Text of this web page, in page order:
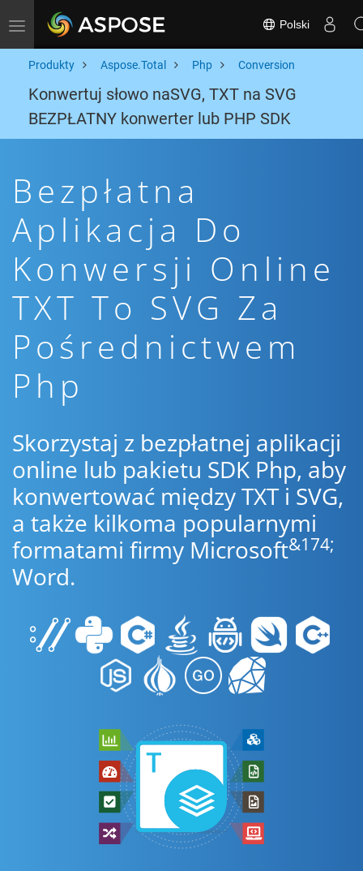
Toggle navigation Polski
Produkty Aspose.Total Php Conversion
Konwertuj słowo naSVG, TXT na SVG
BEZPŁATNY konwerter lub PHP SDK
Bezpłatna
Aplikacja Do
Konwersji Online
TXT To SVG Za
Pośrednictwem
Php
Skorzystaj z bezpłatnej aplikacji
online lub pakietu SDK Php, aby
konwertować między TXT i SVG,
a także kilkoma popularnymi
formatami firmy Microsoft&174;
Word.